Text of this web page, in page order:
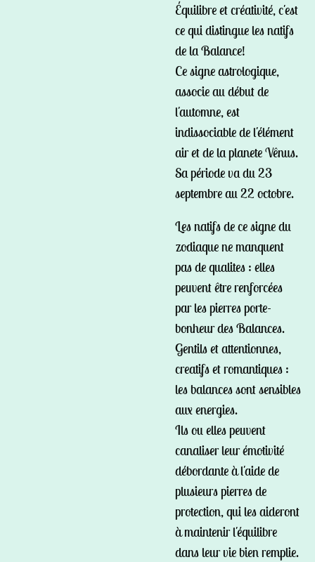
Équilibre et créativité, c'est
ce qui distingue les natifs
de la Balance!
Ce signe astrologique,
associe au début de
l'automne, est
indissociable de l'élément
air et de la planete Vênus.
Sa période va du 23
septembre au 22 octobre.
Les natifs de ce signe du
zodiaque ne manquent
pas de qualites : elles
peuvent être renforcées
par les pierres porte-
bonheur des Balances.
Gentils et attentionnes,
creatifs et romantiques :
les balances sont sensibles
aux energies.
Ils ou elles peuvent
canaliser leur émotivité
débordante à l'aide de
plusieurs pierres de
protection, qui les aideront
à maintenir l'équilibre
dans leur vie bien remplie.